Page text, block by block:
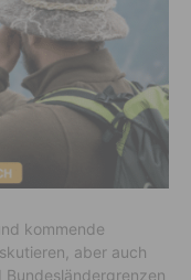
kommende
aber auch